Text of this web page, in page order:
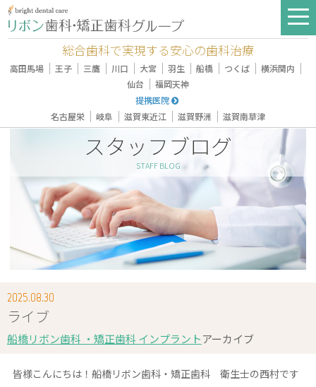
総合歯科で実現する安心の歯科治療
高田馬場 ｜ 王子 ｜ 三鷹 ｜ 川口 ｜ 大宮 ｜ 羽生 ｜ 船橋 ｜ つくば ｜ 横浜関内 ｜
仙台 ｜ 福岡天神
提携医院
名古屋栄 ｜ 岐阜 ｜ 滋賀東近江 ｜ 滋賀野洲 ｜ 滋賀南草津
スタッフブログ
STAFF BLOG
2025.08.30
ライブ
船橋リボン歯科 ・矯正歯科 インプラントアーカイブ
皆様こんにちは！船橋リボン歯科・矯正歯科 衛生士の西村です